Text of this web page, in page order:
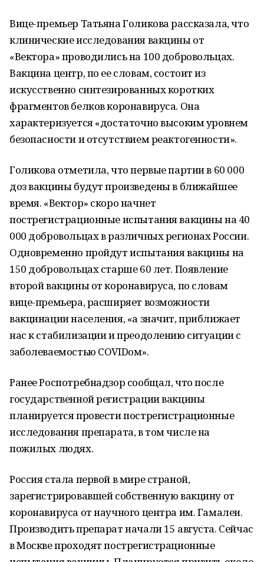
Вице-премьер Татьяна Голикова рассказала, что
клинические исследования вакцины от
«Вектора» проводились на 100 добровольцах.
Вакцина центр, по ее словам, состоит из
искусственно синтезированных коротких
фрагментов белков коронавируса. Она
характеризуется «достаточно высоким уровнем
безопасности и отсутствием реактогенности».
Голикова отметила, что первые партии в 60 000
доз вакцины будут произведены в ближайшее
время. «Вектор» скоро начнет
пострегистрационные испытания вакцины на 40
000 добровольцах в различных регионах России.
Одновременно пройдут испытания вакцины на
150 добровольцах старше 60 лет. Появление
второй вакцины от коронавируса, по словам
вице-премьера, расширяет возможности
вакцинации населения, «а значит, приближает
нас к стабилизации и преодолению ситуации с
заболеваемостью COVIDом».
Ранее Роспотребнадзор сообщал, что после
государственной регистрации вакцины
планируется провести пострегистрационные
исследования препарата, в том числе на
пожилых людях.
Россия стала первой в мире страной,
зарегистрировавшей собственную вакцину от
коронавируса от научного центра им. Гамалеи.
Производить препарат начали 15 августа. Сейчас
в Москве проходят пострегистрационные